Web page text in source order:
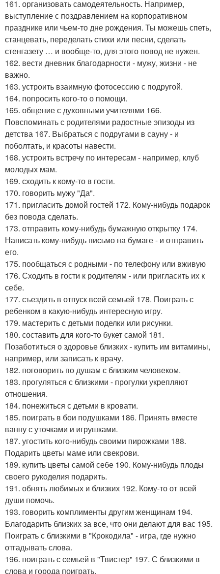
161. организовать самодеятельность. Например,
выступление с поздравлением на корпоративном
празднике или чьем-то дне рождения. Ты можешь спеть,
станцевать, переделать стихи или песни, сделать
стенгазету … и вообще-то, для этого повод не нужен.
162. вести дневник благодарности - мужу, жизни - не
важно.
163. устроить взаимную фотосессию с подругой.
164. попросить кого-то о помощи.
165. общение с духовными учителями 166.
Повспоминать с родителями радостные эпизоды из
детства 167. Выбраться с подругами в сауну - и
поболтать, и красоты навести.
168. устроить встречу по интересам - например, клуб
молодых мам.
169. сходить к кому-то в гости.
170. говорить мужу "Да".
171. пригласить домой гостей 172. Кому-нибудь подарок
без повода сделать.
173. отправить кому-нибудь бумажную открытку 174.
Написать кому-нибудь письмо на бумаге - и отправить
его.
175. пообщаться с родными - по телефону или вживую
176. Сходить в гости к родителям - или пригласить их к
себе.
177. съездить в отпуск всей семьей 178. Поиграть с
ребенком в какую-нибудь интересную игру.
179. мастерить с детьми поделки или рисунки.
180. составить для кого-то букет самой 181.
Позаботиться о здоровье близких - купить им витамины,
например, или записать к врачу.
182. поговорить по душам с близким человеком.
183. прогуляться с близкими - прогулки укрепляют
отношения.
184. понежиться с детьми в кровати.
185. поиграть в бои подушками 186. Принять вместе
ванну с уточками и игрушками.
187. угостить кого-нибудь своими пирожками 188.
Подарить цветы маме или свекрови.
189. купить цветы самой себе 190. Кому-нибудь плоды
своего рукоделия подарить.
191. обнять любимых и близких 192. Кому-то от всей
души помочь.
193. говорить комплименты другим женщинам 194.
Благодарить близких за все, что они делают для вас 195.
Поиграть с близкими в "Крокодила" - игра, где нужно
отгадывать слова.
196. поиграть с семьей в "Твистер" 197. С близкими в
слова и города поиграть.